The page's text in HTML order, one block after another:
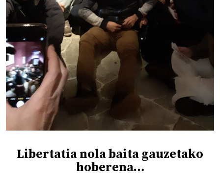
Libertatia nola baita gauzetako
hoberena…